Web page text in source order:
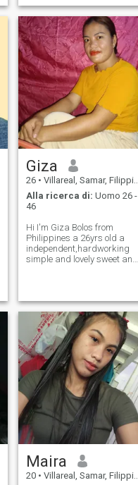
Giza
26 • Villareal, Samar, Filippine
Alla ricerca di: Uomo 26 -
46
Hi I'm Giza Bolos from
Philippines a 26yrs old a
independent,hardworking
simple and lovely sweet and
Maira
20 • Villareal, Samar, Filippine